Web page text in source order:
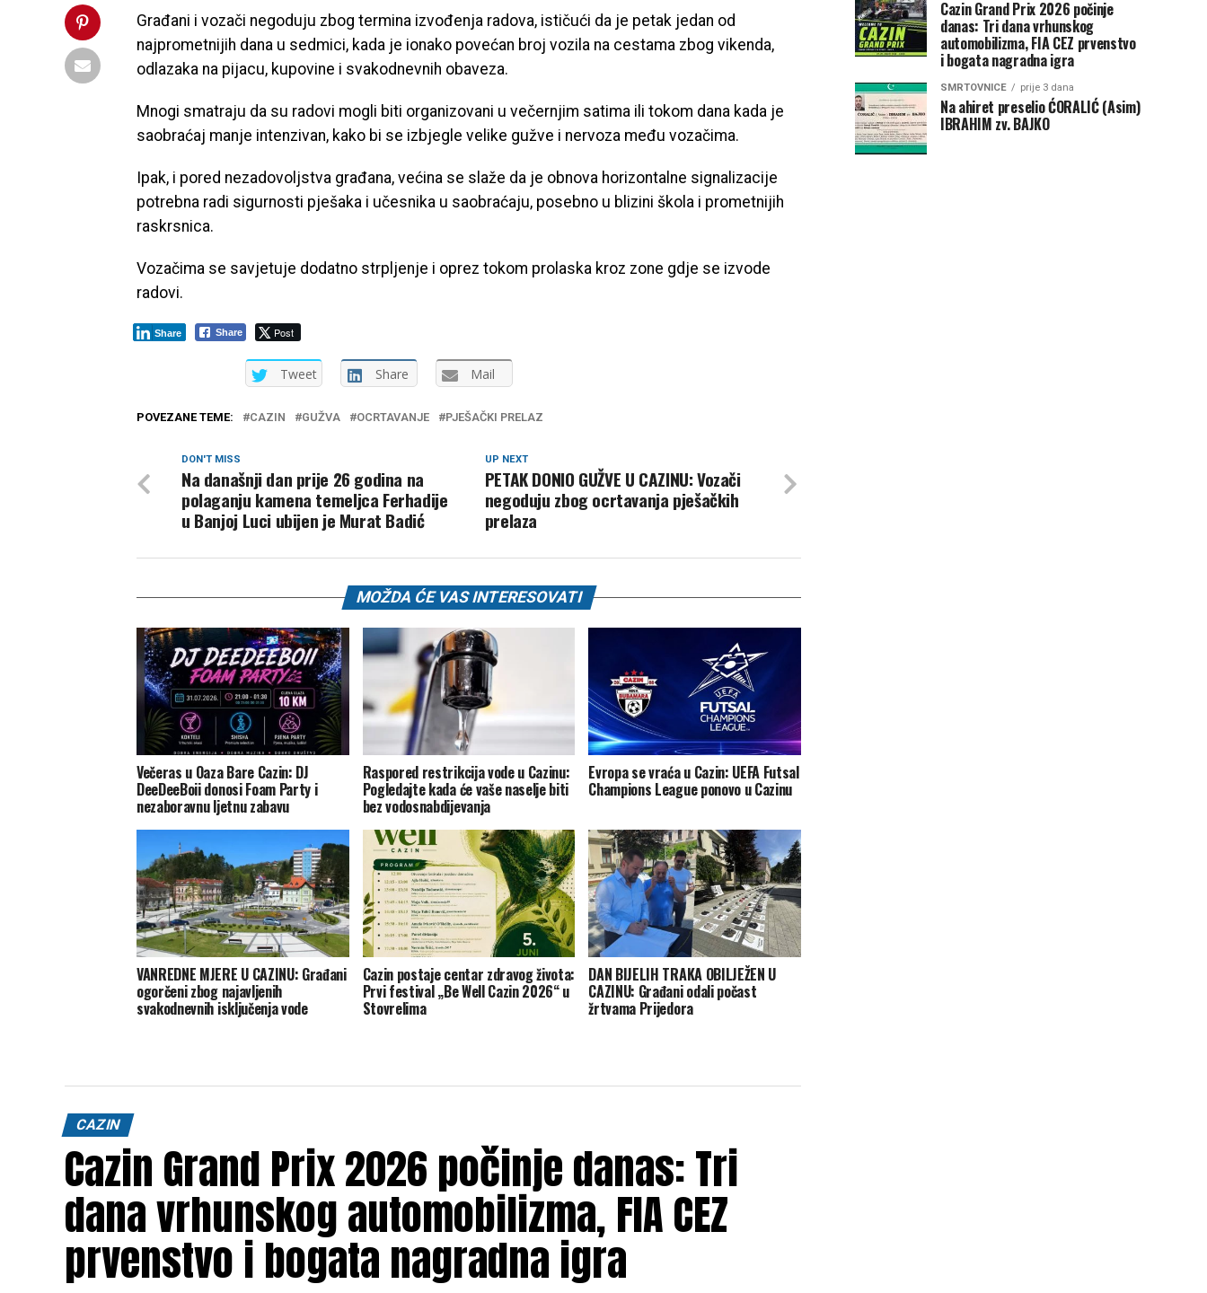
Građani i vozači negoduju zbog termina izvođenja radova, ističući da je petak jedan od
najprometnijih dana u sedmici, kada je ionako povećan broj vozila na cestama zbog vikenda,
odlazaka na pijacu, kupovine i svakodnevnih obaveza.
Mnogi smatraju da su radovi mogli biti organizovani u večernjim satima ili tokom dana kada je
saobraćaj manje intenzivan, kako bi se izbjegle velike gužve i nervoza među vozačima.
Ipak, i pored nezadovoljstva građana, većina se slaže da je obnova horizontalne signalizacije
potrebna radi sigurnosti pješaka i učesnika u saobraćaju, posebno u blizini škola i prometnijih
raskrsnica.
Vozačima se savjetuje dodatno strpljenje i oprez tokom prolaska kroz zone gdje se izvode
radovi.
Share Post
Share
Tweet Share Mail
POVEZANE TEME: CAZIN GUŽVA OCRTAVANJE PJEŠAČKI PRELAZ
UP NEXT
PETAK DONIO GUŽVE U CAZINU: Vozači
negoduju zbog ocrtavanja pješačkih
prelaza
DON'T MISS
Na današnji dan prije 26 godina na
polaganju kamena temeljca Ferhadije
u Banjoj Luci ubijen je Murat Badić
MOŽDA ĆE VAS INTERESOVATI
Večeras u Oaza Bare Cazin: DJ
DeeDeeBoii donosi Foam Party i
nezaboravnu ljetnu zabavu
Raspored restrikcija vode u Cazinu:
Pogledajte kada će vaše naselje biti
bez vodosnabdijevanja
Evropa se vraća u Cazin: UEFA Futsal
Champions League ponovo u Cazinu
VANREDNE MJERE U CAZINU: Građani
ogorčeni zbog najavljenih
svakodnevnih isključenja vode
Cazin postaje centar zdravog života:
Prvi festival „Be Well Cazin 2026“ u
Stovrelima
DAN BIJELIH TRAKA OBILJEŽEN U
CAZINU: Građani odali počast
žrtvama Prijedora
CAZIN
Cazin Grand Prix 2026 počinje danas: Tri
dana vrhunskog automobilizma, FIA CEZ
prvenstvo i bogata nagradna igra
Cazin Grand Prix 2026 počinje
danas: Tri dana vrhunskog
automobilizma, FIA CEZ prvenstvo
i bogata nagradna igra
SMRTOVNICE prije 3 dana
Na ahiret preselio ĆORALIĆ (Asim)
IBRAHIM zv. BAJKO